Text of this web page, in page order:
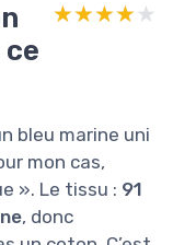
★★★★★
★★★★★
bleu marine uni
mon cas,
». Le tissu : 91
, donc